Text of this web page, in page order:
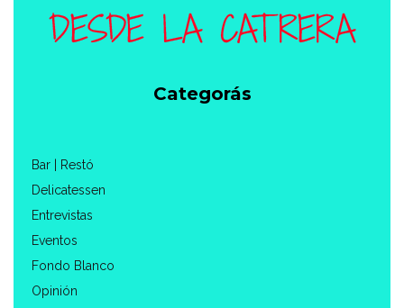
Categorás
Bar | Restó
Delicatessen
Entrevistas
Eventos
Fondo Blanco
Opinión